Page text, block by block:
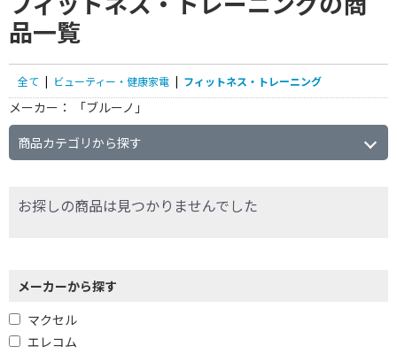
品一覧
全て | ビューティー・健康家電 | フィットネス・トレーニング
メーカー：
「ブルーノ」
商品カテゴリから探す
お探しの商品は見つかりませんでした
メーカーから探す
マクセル
エレコムフリーワードで絞り込む